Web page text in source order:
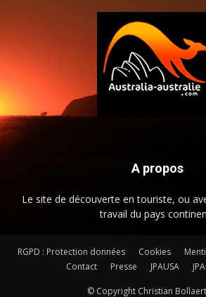
A propos
Le site de découverte en touriste, ou
travail du pays
RGPD : Protection données Cookies
Contact
Presse JPAUSA
© Copyright Christian